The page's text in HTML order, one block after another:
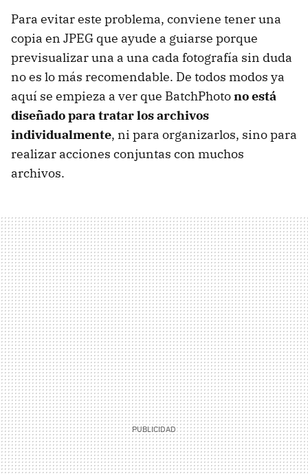
Para evitar este problema, conviene tener una
copia en JPEG que ayude a guiarse porque
previsualizar una a una cada fotografía sin duda
no es lo más recomendable. De todos modos ya
aquí se empieza a ver que BatchPhotono está
diseñado para tratar los archivos
individualmente, ni para organizarlos, sino para
realizar acciones conjuntas con muchos
archivos.